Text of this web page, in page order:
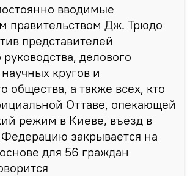
вводимые
правительством Дж. Трюдо
представителей
делового
кругов и
общества, а также всех, кто
Оттаве, опекающей
режим в Киеве, въезд в
закрывается на
для 56 граждан